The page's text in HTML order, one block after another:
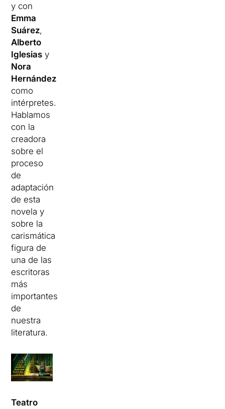
y con
Emma
Suárez,
Alberto
Iglesias y
Nora
Hernández
como
intérpretes.
Hablamos
con la
creadora
sobre el
proceso
de
adaptación
de esta
novela y
sobre la
carismática
figura de
una de las
escritoras
más
importantes
de
nuestra
literatura.
Teatro